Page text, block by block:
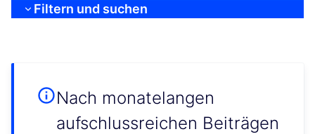
Filtern und suchen
Nach monatelangen
aufschlussreichen Beiträgen